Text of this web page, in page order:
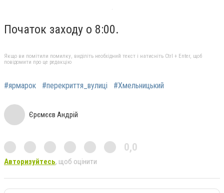
Початок заходу о 8:00.
Якщо ви помітили помилку, виділіть необхідний текст і натисніть Ctrl + Enter, щоб
повідомити про це редакцію
#ярмарок #перекриття_вулиці #Хмельницький
Єрємєєв Андрій
0,0
Авторизуйтесь, щоб оцінити